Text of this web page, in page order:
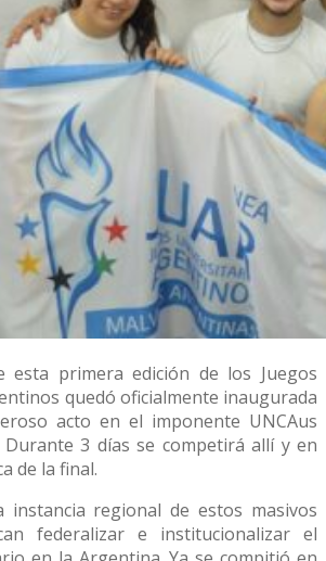
esta primera edición de los Juegos
quedó oficialmente inaugurada
acto en el imponente UNCAus
Durante 3 días se competirá allí y en
de la final.
instancia regional de estos masivos
federalizar e institucionalizar el